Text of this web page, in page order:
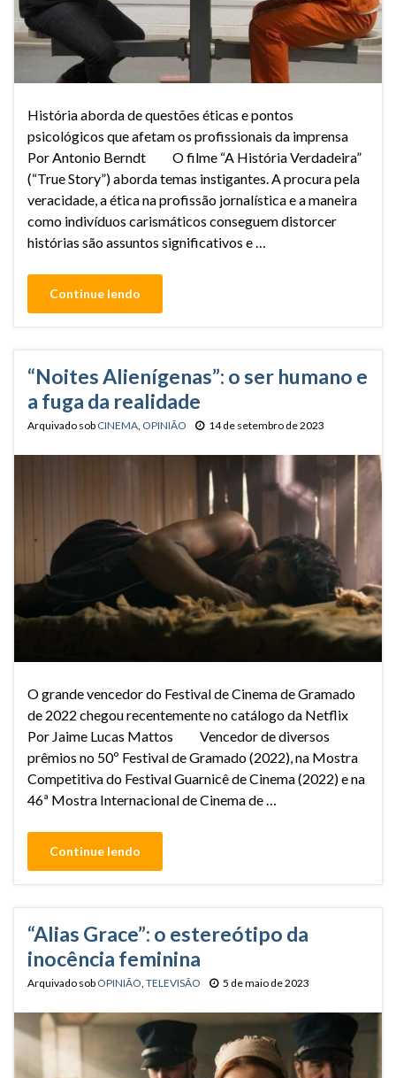
História aborda de questões éticas e pontos
psicológicos que afetam os profissionais da imprensa
Por Antonio Berndt O filme “A História Verdadeira”
(“True Story”) aborda temas instigantes. A procura pela
veracidade, a ética na profissão jornalística e a maneira
como indivíduos carismáticos conseguem distorcer
histórias são assuntos significativos e …
Continue lendo
“Noites Alienígenas”: o ser humano e
a fuga da realidade
Arquivado sob CINEMA OPINIÃO 14 de setembro de 2023
O grande vencedor do Festival de Cinema de Gramado
de 2022 chegou recentemente no catálogo da Netflix
Por Jaime Lucas Mattos Vencedor de diversos
prêmios no 50º Festival de Gramado (2022), na Mostra
Competitiva do Festival Guarnicê de Cinema (2022) e na
46ª Mostra Internacional de Cinema de …
Continue lendo
“Alias Grace”: o estereótipo da
inocência feminina
Arquivado sob OPINIÃO TELEVISÃO 5 de maio de 2023